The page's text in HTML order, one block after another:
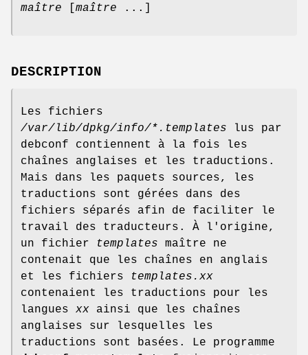
maître
maître ...]
DESCRIPTION
Les fichiers
/var/lib/dpkg/info/*.templates lus par
debconf contiennent à la fois les
chaînes anglaises et les traductions.
Mais dans les paquets sources, les
traductions sont gérées dans des
fichiers séparés afin de faciliter le
travail des traducteurs. À l'origine,
un fichier
templates maître ne
contenait que les chaînes en anglais
et les fichiers
templates. xx
contenaient les traductions pour les
langues xx ainsi que les chaînes
anglaises sur lesquelles les
traductions sont basées. Le programme